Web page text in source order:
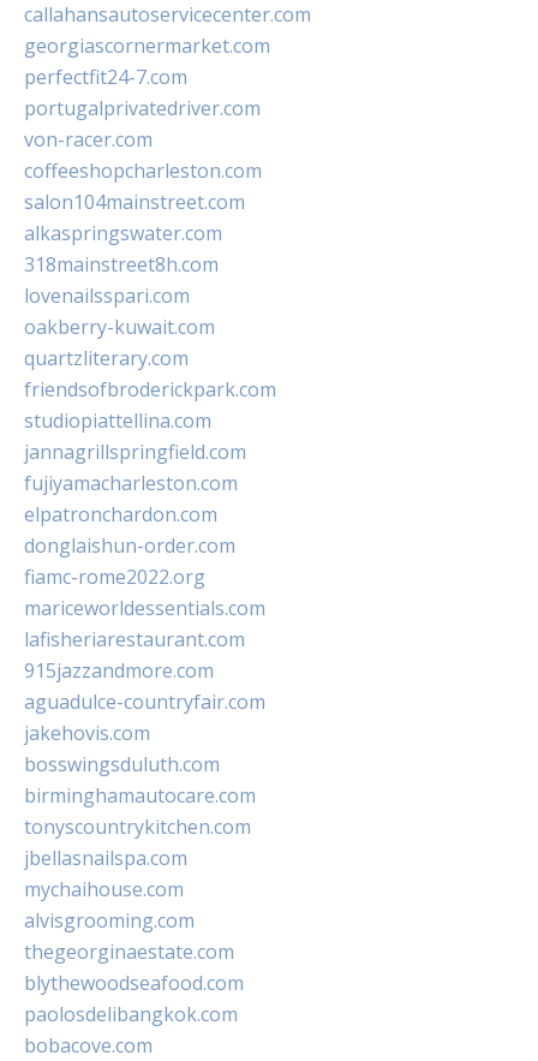
callahansautoservicecenter.com
georgiascornermarket.com
perfectfit24-7.com
portugalprivatedriver.com
von-racer.com
coffeeshopcharleston.com
salon104mainstreet.com
alkaspringswater.com
318mainstreet8h.com
lovenailsspari.com
oakberry-kuwait.com
quartzliterary.com
friendsofbroderickpark.com
studiopiattellina.com
jannagrillspringfield.com
fujiyamacharleston.com
elpatronchardon.com
donglaishun-order.com
fiamc-rome2022.org
mariceworldessentials.com
lafisheriarestaurant.com
915jazzandmore.com
aguadulce-countryfair.com
jakehovis.com
bosswingsduluth.com
birminghamautocare.com
tonyscountrykitchen.com
jbellasnailspa.com
mychaihouse.com
alvisgrooming.com
thegeorginaestate.com
blythewoodseafood.com
paolosdelibangkok.com
bobacove.com